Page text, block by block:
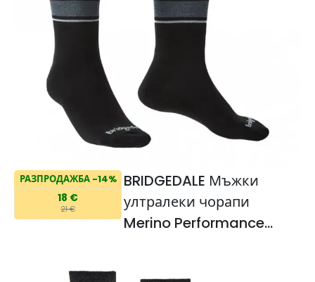
РАЗПРОДАЖБА -14%
18 €
21 €
BRIDGEDALE Мъжки
ултралеки чорапи
Merino Performance